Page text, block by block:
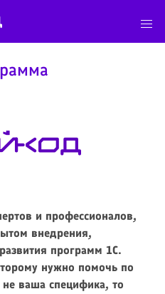
и профессионалов,
внедрения,
программ 1С.
нужно помочь по
ваша специфика, то